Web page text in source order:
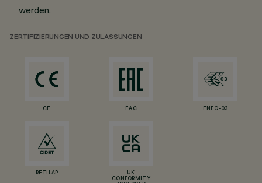
werden.
ZERTIFIZIERUNGEN UND ZULASSUNGEN
CE EAC ENEC-03
RETILAP
UK
CONFORMITY